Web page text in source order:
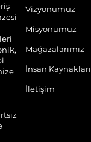
Vizyonumuz
Misyonumuz
Mağazalarımız
İnsan Kaynakları
İletişim